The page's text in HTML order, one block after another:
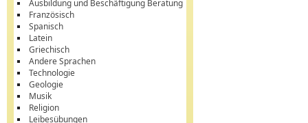
Ausbildung und Beschäftigung Beratung
Französisch
Spanisch
Latein
Griechisch
Andere Sprachen
Technologie
Geologie
Musik
Religion
Leibesübungen